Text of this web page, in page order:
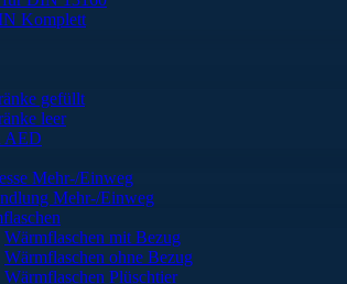
Komplett
gefüllt
leer
AED
Mehr-/Einweg
Mehr-/Einweg
Wärmflaschen mit Bezug
Wärmflaschen ohne Bezug
Wärmflaschen Plüschtier